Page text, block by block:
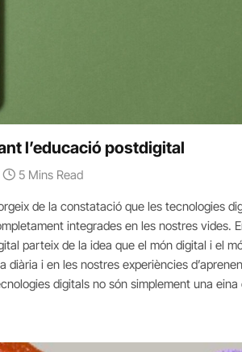
l’educació postdigital
5 Mins Read
de la constatació que les tecnologies
integrades en les nostres vides.
parteix de la idea que el món digital i el
diària i en les nostres experiències
digitals no són simplement una eina